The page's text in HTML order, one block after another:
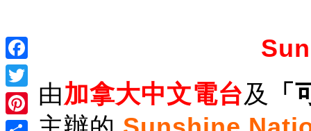
Facebook
Twitter
Pinterest
由加拿大中文電台及